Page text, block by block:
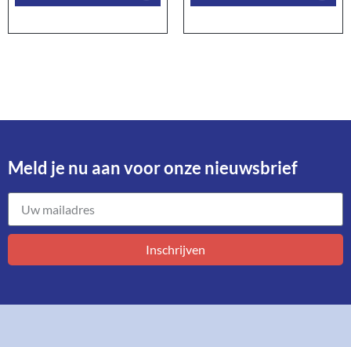
Meld je nu aan voor onze nieuwsbrief​
Inschrijven